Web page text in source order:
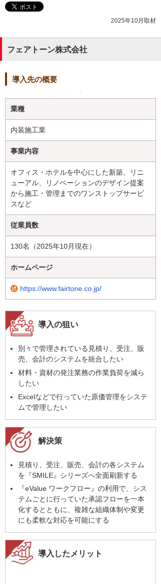
2025年10月取材
フェアトーン株式会社
導入先の概要
業種
内装施工業
事業内容
オフィス・ホテルを中心にした新築、リニ
ューアル、リノベーションのデザイン提案
から施工・管理までのワンストップサービ
スなど
従業員数
130名（2025年10月現在）
ホームページ
https://www.fairtone.co.jp/
導入の狙い
別々で管理されている見積り、受注、販
売、会計のシステムを統合したい
材料・資材の発注業務の作業負荷を減ら
したい
Excelなどで行っていた原価管理をシステ
ムで管理したい
解決策
見積り、受注、販売、会計の各システム
を『SMILE』シリーズへ全面刷新する
『eValue ワークフロー』の利用で、シス
テムごとに行っていた承認フローを一本
化するとともに、複雑な組織体制や変更
にも柔軟な対応を可能にする
導入したメリット